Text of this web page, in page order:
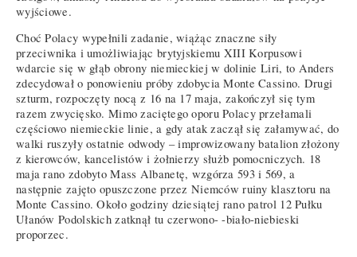
wyjściowe.
Choć Polacy wypełnili zadanie, wiążąc znaczne siły
przeciwnika i umożliwiając brytyjskiemu XIII Korpusowi
wdarcie się w głąb obrony niemieckiej w dolinie Liri, to Anders
zdecydował o ponowieniu próby zdobycia Monte Cassino. Drugi
szturm, rozpoczęty nocą z 16 na 17 maja, zakończył się tym
razem zwycięsko. Mimo zaciętego oporu Polacy przełamali
częściowo niemieckie linie, a gdy atak zaczął się załamywać, do
walki ruszyły ostatnie odwody – improwizowany batalion złożony
z kierowców, kancelistów i żołnierzy służb pomocniczych. 18
maja rano zdobyto Mass Albanetę, wzgórza 593 i 569, a
następnie zajęto opuszczone przez Niemców ruiny klasztoru na
Monte Cassino. Około godziny dziesiątej rano patrol 12 Pułku
Ułanów Podolskich zatknął tu czerwono- -biało-niebieski
proporzec.